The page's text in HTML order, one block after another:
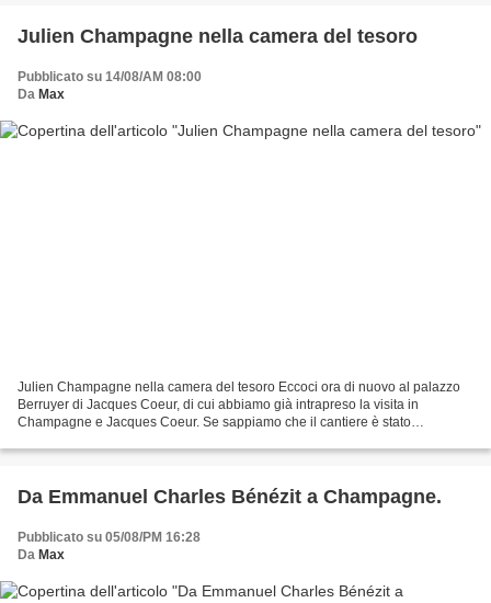
Julien Champagne nella camera del tesoro
Pubblicato su 14/08/AM 08:00
Da Max
Julien Champagne nella camera del tesoro Eccoci ora di nuovo al palazzo
Berruyer di Jacques Coeur, di cui abbiamo già intrapreso la visita in
Champagne e Jacques Coeur. Se sappiamo che il cantiere è stato
Da Emmanuel Charles Bénézit a Champagne.
Pubblicato su 05/08/PM 16:28
Da Max